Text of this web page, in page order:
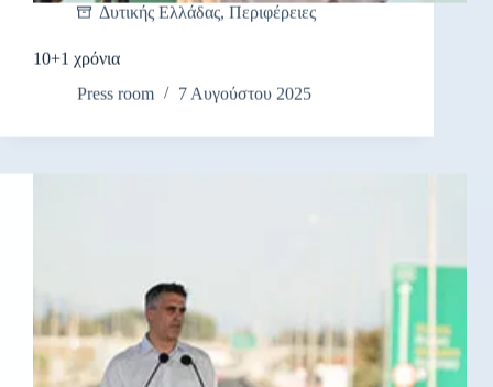
Δυτικής Ελλάδας, Περιφέρειες
10+1 χρόνια
Press room
7 Αυγούστου 2025